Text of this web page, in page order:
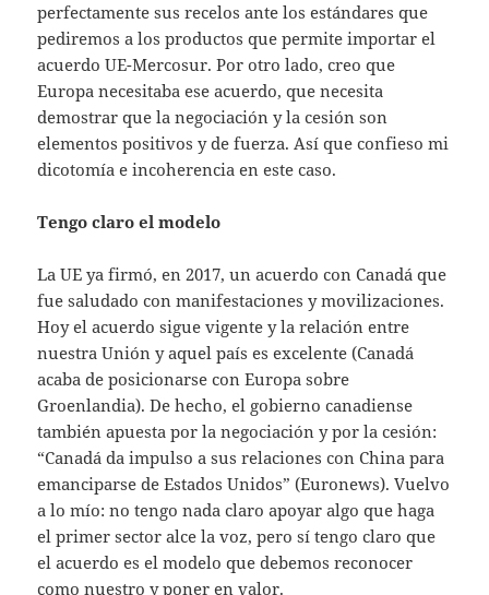
perfectamente sus recelos ante los estándares que
pediremos a los productos que permite importar el
acuerdo UE-Mercosur. Por otro lado, creo que
Europa necesitaba ese acuerdo, que necesita
demostrar que la negociación y la cesión son
elementos positivos y de fuerza. Así que confieso mi
dicotomía e incoherencia en este caso.
Tengo claro el modelo
La UE ya firmó, en 2017, un acuerdo con Canadá que
fue saludado con manifestaciones y movilizaciones.
Hoy el acuerdo sigue vigente y la relación entre
nuestra Unión y aquel país es excelente (Canadá
acaba de posicionarse con Europa sobre
Groenlandia). De hecho, el gobierno canadiense
también apuesta por la negociación y por la cesión:
“Canadá da impulso a sus relaciones con China para
emanciparse de Estados Unidos” (Euronews). Vuelvo
a lo mío: no tengo nada claro apoyar algo que haga
el primer sector alce la voz, pero sí tengo claro que
el acuerdo es el modelo que debemos reconocer
como nuestro y poner en valor.